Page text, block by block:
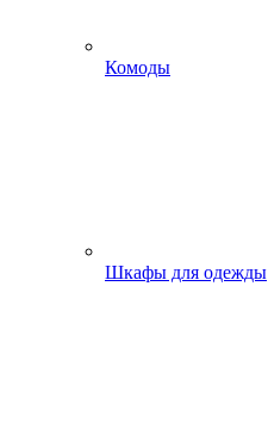
Комоды
Шкафы для одежды